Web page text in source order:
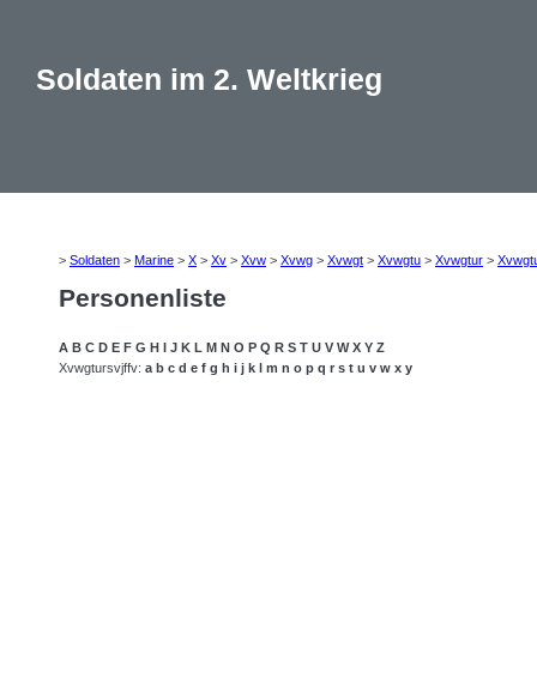
Soldaten im 2. Weltkrieg
> Soldaten > Marine > X > Xv > Xvw > Xvwg > Xvwgt > Xvwgtu > Xvwgtur >
Personenliste
A B C D E F G H I J K L M N O P Q R S T U V W X Y Z
Xvwgtursvjffv: a b c d e f g h i j k l m n o p q r s t u v w x y